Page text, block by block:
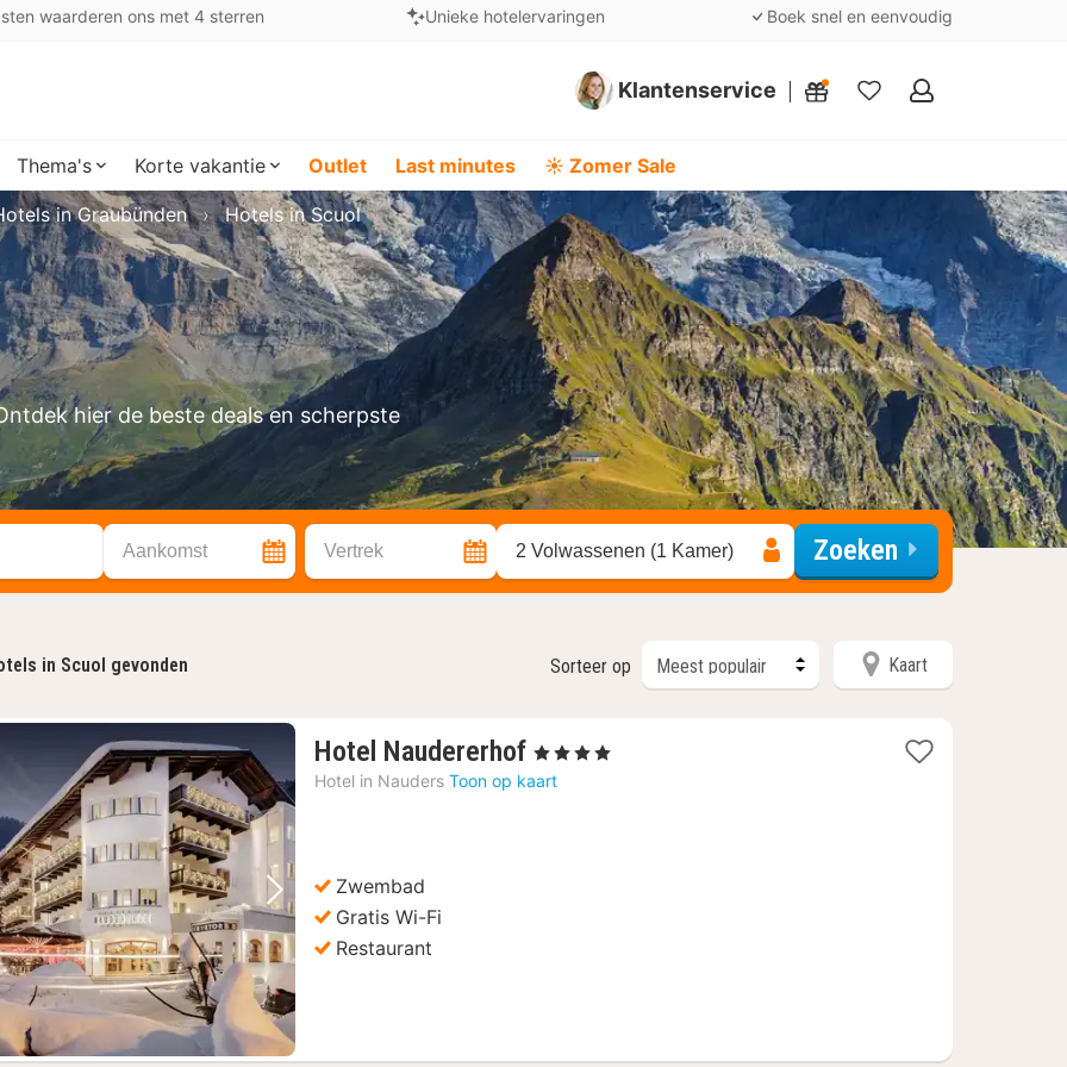
waarderen ons met 4 sterren Unieke hotelervaringen Boek snel en eenvoudig
Klantenservice
Mijn
Thema's Korte vakantie Outlet Last minutes ☀️ Zomer Sale
hier de beste deals en scherpste
in Graubünden Hotels in Scuol
Aankomst Vertrek 2 Volwassenen (1 Kamer) Zoeken
in Scuol gevonden Sorteer op Kaart
Vorige foto Volgende foto
Hotel Naudererhof 1
nacht
, 4 Sterren
Hotel in Nauders Toon op kaart
Zwembad
Gratis Wi-Fi
Restaurant